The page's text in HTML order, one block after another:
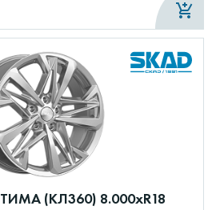
(КЛ360) 8.000xR18